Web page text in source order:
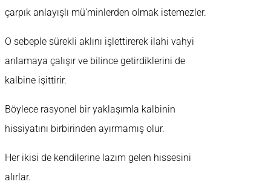
çarpık anlayışlı mü’minlerden olmak istemezler.
O sebeple sürekli aklını işlettirerek ilahi vahyi
anlamaya çalışır ve bilince getirdiklerini de
kalbine işittirir.
Böylece rasyonel bir yaklaşımla kalbinin
hissiyatını birbirinden ayırmamış olur.
Her ikisi de kendilerine lazım gelen hissesini
alırlar.